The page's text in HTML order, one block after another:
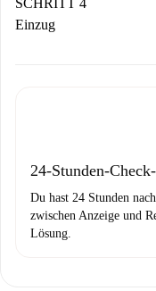
Wenn der
SCHRITT 4
Einzug
24-Stunden-
Du hast 24 Stunden
zwischen Anzeige und
Lösung.